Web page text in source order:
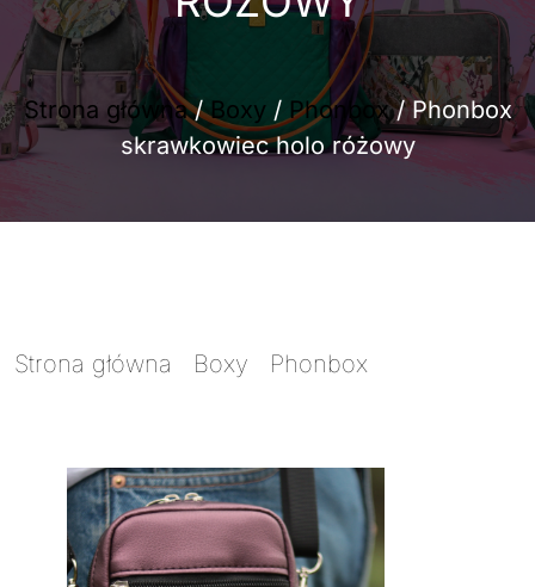
Strona główna/Boxy/ Phonbox/ Phonbox
skrawkowiec holo różowy
Strona główna Boxy Phonbox